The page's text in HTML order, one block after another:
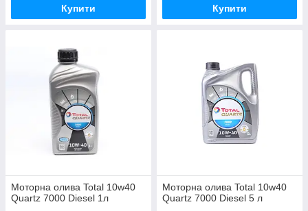
Купити Купити
Моторна олива Total 10w40
Quartz 7000 Diesel 1л
Моторна олива Total 10w40
Quartz 7000 Diesel 5 л